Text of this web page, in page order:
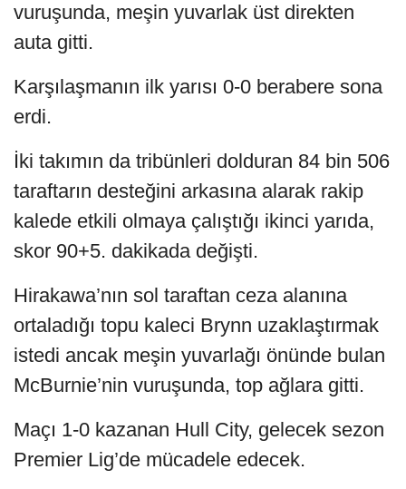
vuruşunda, meşin yuvarlak üst direkten
auta gitti.
Karşılaşmanın ilk yarısı 0-0 berabere sona
erdi.
İki takımın da tribünleri dolduran 84 bin 506
taraftarın desteğini arkasına alarak rakip
kalede etkili olmaya çalıştığı ikinci yarıda,
skor 90+5. dakikada değişti.
Hirakawa’nın sol taraftan ceza alanına
ortaladığı topu kaleci Brynn uzaklaştırmak
istedi ancak meşin yuvarlağı önünde bulan
McBurnie’nin vuruşunda, top ağlara gitti.
Maçı 1-0 kazanan Hull City, gelecek sezon
Premier Lig’de mücadele edecek.